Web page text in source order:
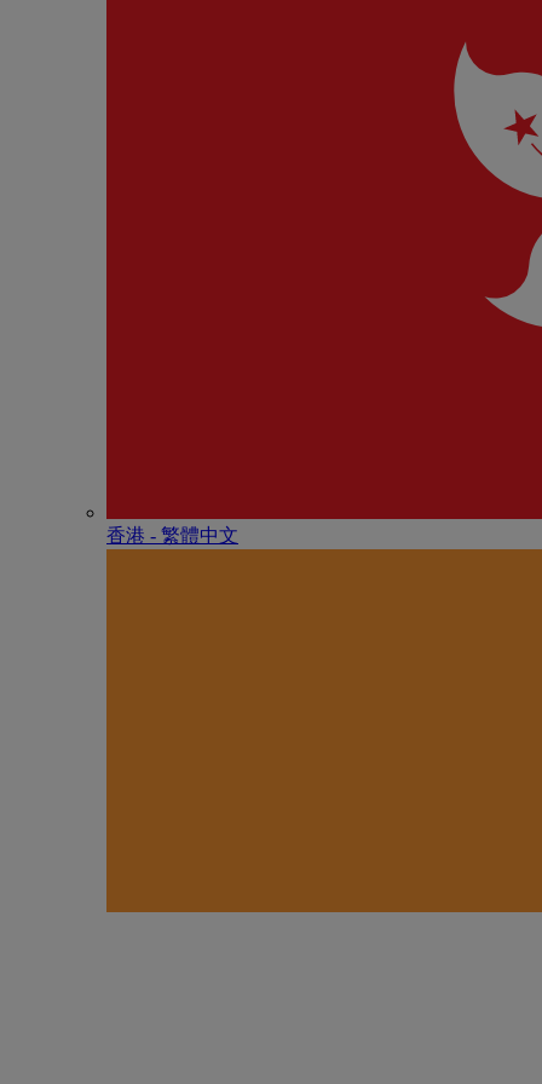
香港 - 繁體中文